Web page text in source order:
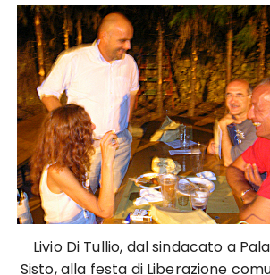
Livio Di Tullio, dal sindacato a
Sisto, alla festa di Liberazione